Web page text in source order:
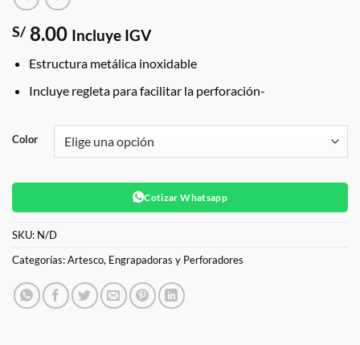
S/ 8.00 Incluye IGV
Estructura metálica inoxidable
Incluye regleta para facilitar la perforación-
Color
Cotizar Whatsapp
SKU: N/D
Categorías:Artesco, Engrapadoras y Perforadores